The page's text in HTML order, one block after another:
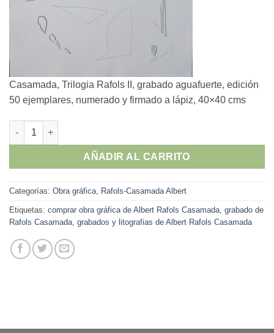
Casamada, Trilogia Rafols II, grabado aguafuerte, edición
50 ejemplares, numerado y firmado a lápiz, 40×40 cms
Albert Rafols Casamada - "Trilogia Rafols II" grabado
AÑADIR AL CARRITO
Categorías: Obra gráfica Rafols-Casamada Albert
Etiquetas: comprar obra gráfica de Albert Rafols Casamada grabado de
Rafols Casamada grabados y litografias de Albert Rafols Casamada